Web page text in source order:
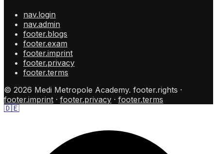
nav.login
nav.admin
footer.blogs
footer.exam
footer.imprint
footer.privacy
footer.terms
© 2026 Medi Metropole Academy. footer.rights ·
footer.imprint · footer.privacy · footer.terms
🇩🇪